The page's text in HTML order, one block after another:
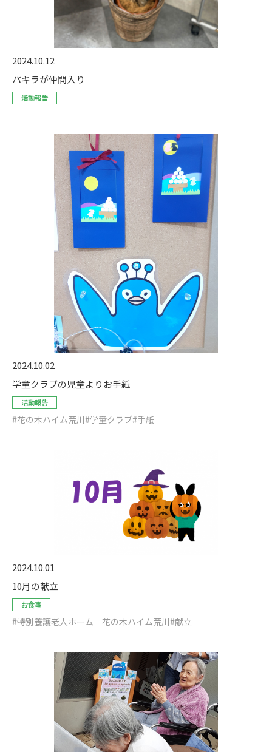
2024.10.12
パキラが仲間入り
活動報告
2024.10.02
学童クラブの児童よりお手紙
活動報告
#花の木ハイム荒川#学童クラブ#手紙
2024.10.01
10月の献立
お食事
#特別養護老人ホーム 花の木ハイム荒川#献立